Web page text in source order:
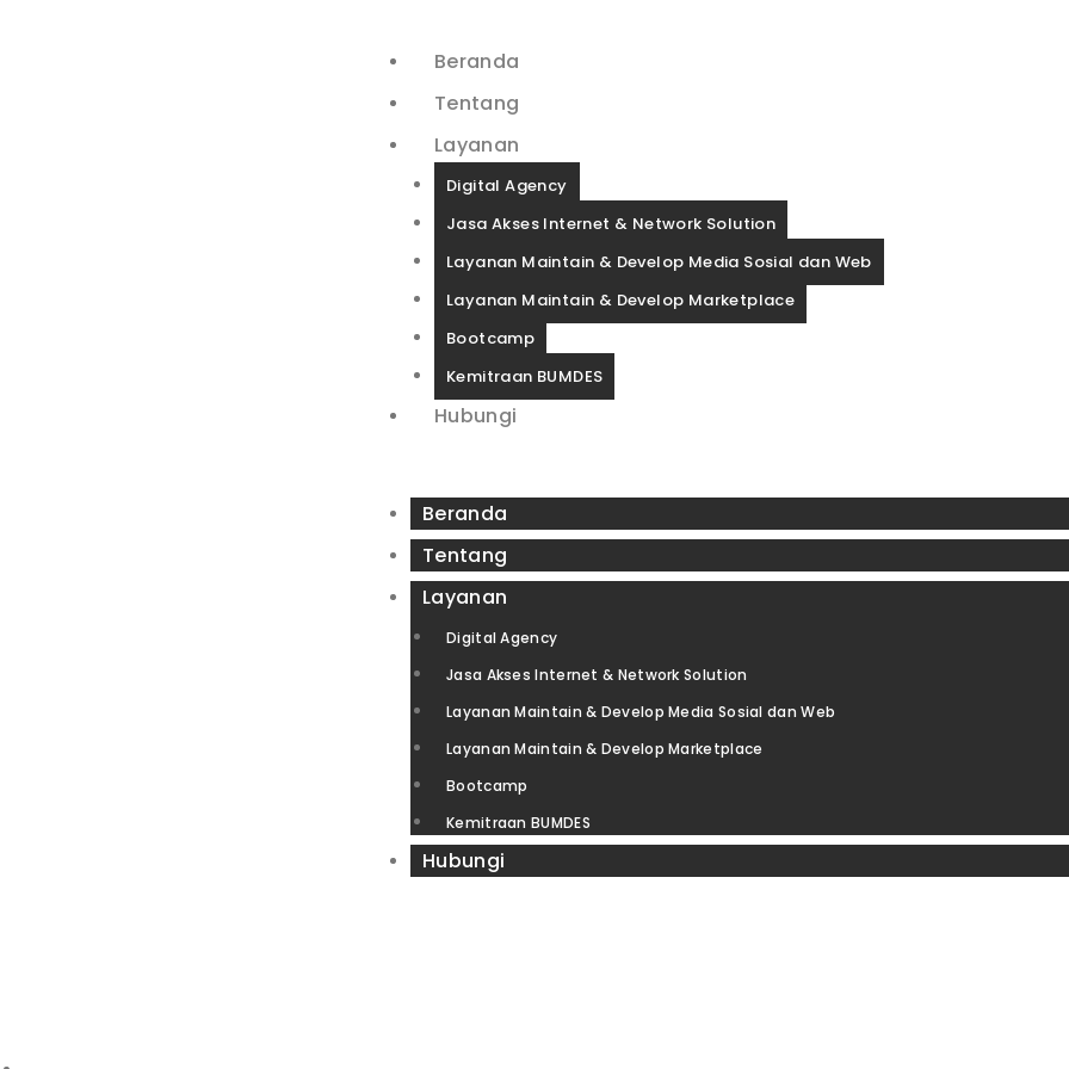
Beranda
Tentang
Layanan
Digital Agency
Jasa Akses Internet & Network Solution
Layanan Maintain & Develop Media Sosial dan Web
Layanan Maintain & Develop Marketplace
Bootcamp
Kemitraan BUMDES
Hubungi
Beranda
Tentang
Layanan
Digital Agency
Jasa Akses Internet & Network Solution
Layanan Maintain & Develop Media Sosial dan Web
Layanan Maintain & Develop Marketplace
Bootcamp
Kemitraan BUMDES
Hubungi